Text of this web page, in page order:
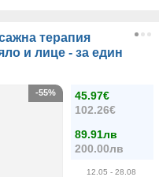
терапия
и лице - за един
45.97€
102.26€
89.91лв
200.00лв
12.05 - 28.08
-55%